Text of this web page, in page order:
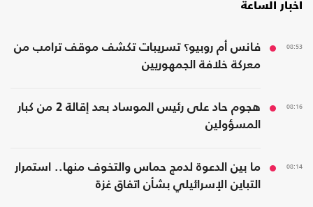
أخبار الساعة
08:53
فانس أم روبيو؟ تسريبات تكشف موقف ترامب من
معركة خلافة الجمهوريين
08:16
هجوم حاد على رئيس الموساد بعد إقالة 2 من كبار
المسؤولين
08:14
ما بين الدعوة لدمج حماس والتخوف منها.. استمرار
التباين الإسرائيلي بشأن اتفاق غزة